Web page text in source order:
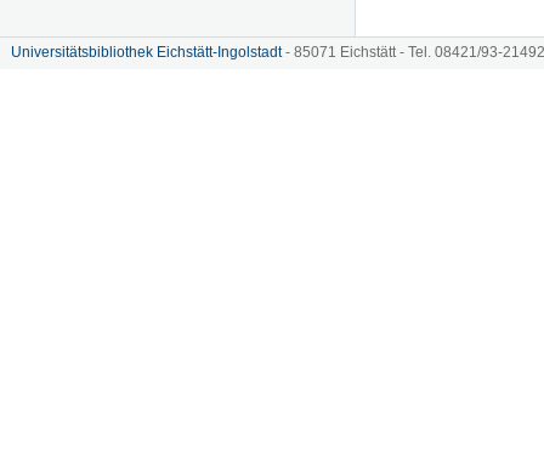
Universitätsbibliothek Eichstätt-Ingolstadt- 85071 Eichstätt - Tel. 08421/93-